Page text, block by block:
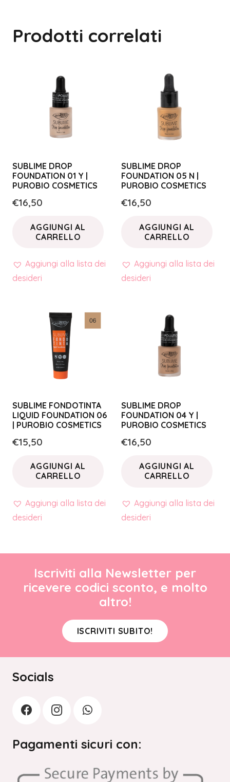
Prodotti correlati
SUBLIME DROP
FOUNDATION 01 Y |
PUROBIO COSMETICS
€16,50
AGGIUNGI AL
CARRELLO
Aggiungi alla lista dei
desideri
SUBLIME DROP
FOUNDATION 05 N |
PUROBIO COSMETICS
€16,50
AGGIUNGI AL
CARRELLO
Aggiungi alla lista dei
desideri
SUBLIME FONDOTINTA
LIQUID FOUNDATION 06
| PUROBIO COSMETICS
€15,50
AGGIUNGI AL
CARRELLO
Aggiungi alla lista dei
desideri
SUBLIME DROP
FOUNDATION 04 Y |
PUROBIO COSMETICS
€16,50
AGGIUNGI AL
CARRELLO
Aggiungi alla lista dei
desideri
Iscriviti alla Newsletter per
ricevere codici sconto, e molto
altro!
ISCRIVITI SUBITO!
Socials
Pagamenti sicuri con: